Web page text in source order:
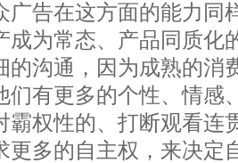
广告在这方面的能力同
为常态、产品同质化
的沟通，因为成熟的消
们有更多的个性、情感
霸权性的、打断观看连
更多的自主权，来决定